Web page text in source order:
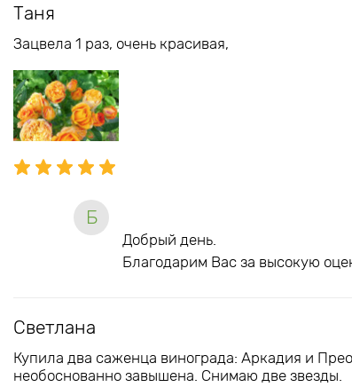
Таня
Зацвела 1 раз, очень красивая,
Б
Добрый день.
Благодарим Вас за высокую
Светлана
Купила два саженца винограда: Аркадия и
необоснованно завышена. Снимаю две звезды.